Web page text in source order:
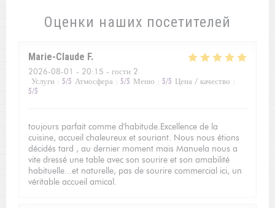
Оценки наших посетителей
Marie-Claude F
2026-08-01 - 20:15 - гости 2
Услуги : 5/5 Атмосфера : 5/5 Меню : 5/5 Цена / качество :
5/5
toujours parfait comme d'habitude.Excellence de la
cuisine, accueil chaleureux et souriant. Nous nous étions
décidés tard , au dernier moment mais Manuela nous a
vite dressé une table avec son sourire et son amabilité
habituelle...et naturelle, pas de sourire commercial ici, un
véritable accueil amical.